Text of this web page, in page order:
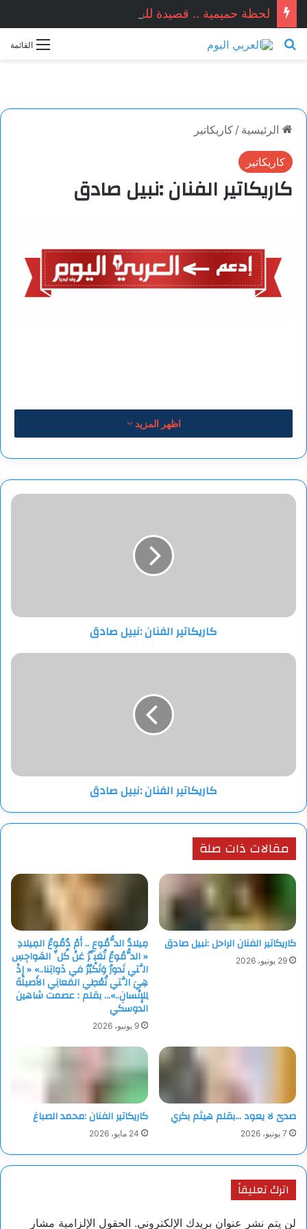
لحظة حميمية .. قصيدة للشاعر أمجد المير أحمد
القائمة بحث عن
الرئيسية / كاريكاتير
كاريكاتير
كاريكاتير الفنان :نبيل صادق
اظهر المزيد
كاريكاتير
كاريكاتير الفنان :نبيل صادق
كاريكاتير
كاريكاتير الفنان :نبيل صادق
مقالات ذات صلة
كاريكاتير الفنان الراحل :نبيل صادق
29 يونيو، 2026
مِيلادُ الدُّمُوعِ .. أَمْ دُمُوعُ المِيلادِ
« الدُّمُوعُ تُعَبِّرُ عَنْ كُلِّ الهَواجِسِ
الَّتي تَدورُ وَتَكْبُرُ في ذَواتِنا..» « إِذْ
هِيَ الَّتي تُعْطِي المَعانِي الأَصيلَةَ
لِلإِنْسانِ..»… بقلم : عصمت شاهين
الدوسكي
9 يونيو، 2026
صدىً لا يعود …بقلم هيثم بكري
7 يونيو، 2026
كاريكاتير الفنان :محمد الصباغ
24 مايو، 2026
اترك تعليقاً
لن يتم نشر عنوان بريدك الإلكتروني. الحقول الإلزامية مشار